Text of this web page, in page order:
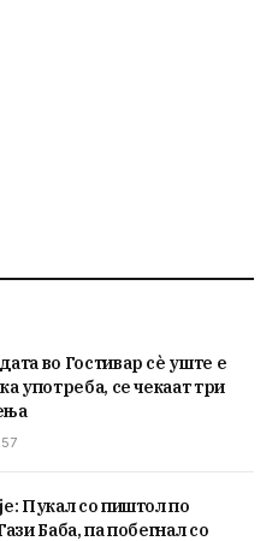
во Гостивар сè уште е
употреба, се чекаат три
Пукал со пиштол по
Баба, па побегнал со